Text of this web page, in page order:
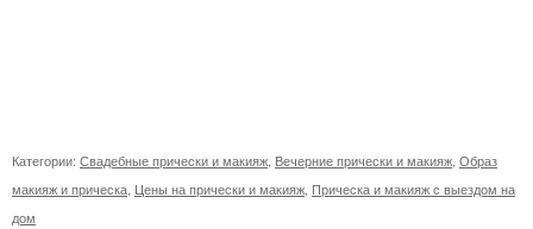
Категории: Свадебные прически и макияж Вечерние прически и макияж Образ
макияж и прическа Цены на прически и макияж Прическа и макияж с выездом на
дом